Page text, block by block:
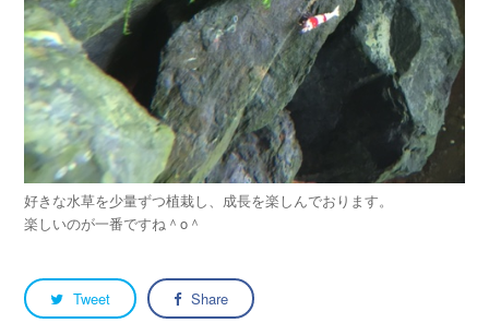
好きな水草を少量ずつ植栽し、成長を楽しんでおります。
楽しいのが一番ですね＾o＾
Tweet Share